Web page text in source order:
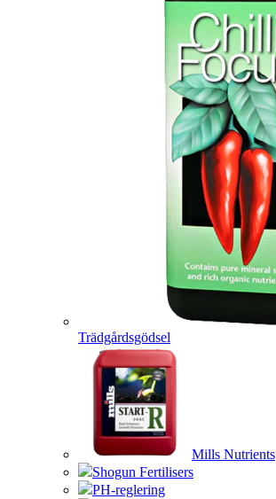
Trädgårdsgödsel
Mills Nutrients
Shogun Fertilisers
PH-reglering